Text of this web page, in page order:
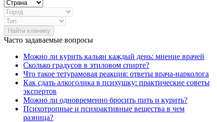
Найти клинику
Часто задаваемые вопросы
Можно ли курить кальян каждый день: мнение врачей
Сколько градусов в этиловом спирте?
Что такое тетурамовая реакция: ответы врача-нарколога
Как сдать алкоголика в психушку: практические советы
экспертов
Можно ли одновременно бросить пить и курить?
Психотропные и психоактивные вещества в чем
разница?